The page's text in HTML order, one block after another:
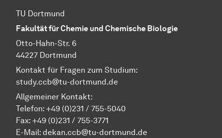
TU Dortmund
Fakultät für Chemie und Chemische Biologie
Otto-Hahn-Str. 6
44227 Dortmund
Kontakt für Fragen zum Studium:
study.ccb@tu-dortmund.de
Allgemeiner Kontakt:
Telefon: +49 (0)231 / 755-5040
Fax: +49 (0)231 / 755-3771
E-Mail: dekan.ccb@tu-dortmund.de